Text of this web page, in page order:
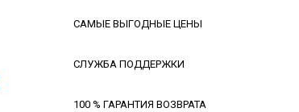
САМЫЕ ВЫГОДНЫЕ ЦЕНЫ
СЛУЖБА ПОДДЕРЖКИ
100 % ГАРАНТИЯ ВОЗВРАТА